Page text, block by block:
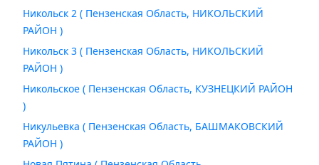
Никольск 2 ( Пензенская Область, НИКОЛЬСКИЙ
РАЙОН )
Никольск 3 ( Пензенская Область, НИКОЛЬСКИЙ
РАЙОН )
Никольское ( Пензенская Область, КУЗНЕЦКИЙ РАЙОН
)
Никульевка ( Пензенская Область, БАШМАКОВСКИЙ
РАЙОН )